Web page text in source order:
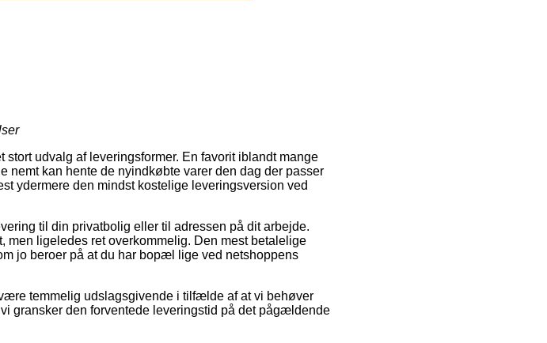
udvalg af leveringsformer. En favorit iblandt mange
nemt kan hente de nyindkøbte varer den dag der passer
ydermere den mindst kostelige leveringsversion ved
til din privatbolig eller til adressen på dit arbejde.
ligeledes ret overkommelig. Den mest betalelige
jo beroer på at du har bopæl lige ved netshoppens
temmelig udslagsgivende i tilfælde af at vi behøver
gransker den forventede leveringstid på det pågældende